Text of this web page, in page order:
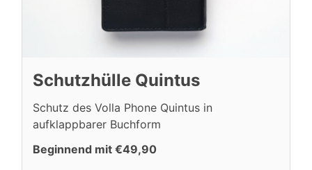
Schutzhülle Quintus
Schutz des Volla Phone Quintus in
aufklappbarer Buchform
Beginnend mit €49,90